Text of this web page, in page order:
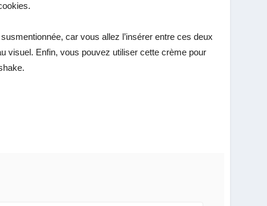
car vous allez l’insérer entre ces deux
visuel. Enfin, vous pouvez utiliser cette crème pour